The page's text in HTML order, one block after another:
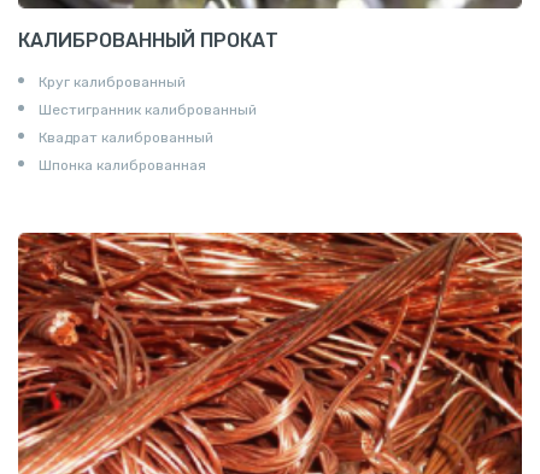
КАЛИБРОВАННЫЙ ПРОКАТ
Круг калиброванный
Шестигранник калиброванный
Квадрат калиброванный
Шпонка калиброванная